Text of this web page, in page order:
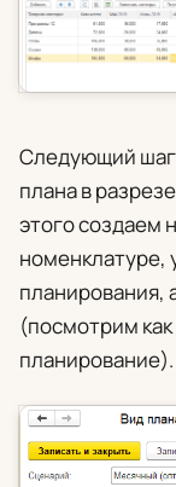
Следующий шаг
плана в
этого создаем
номенклатуре,
планирования,
(посмотрим
планирование).